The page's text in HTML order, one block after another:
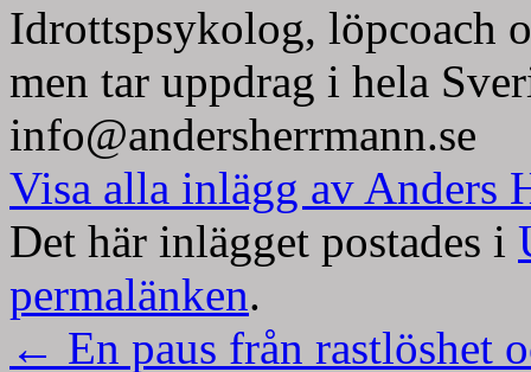
Idrottspsykolog, löpcoach
men tar uppdrag i hela
info@andersherrmann.se
Visa alla inlägg av Anders
Det här inlägget postades i
permalänken.
← En paus från rastlöshet